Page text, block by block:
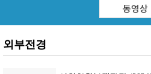
동영상
외부전경